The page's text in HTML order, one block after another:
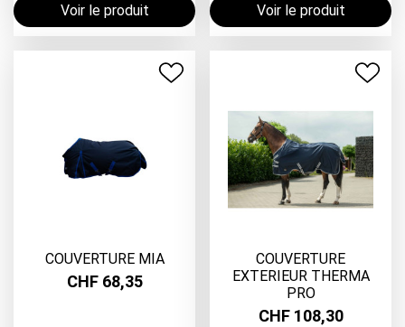
Voir le produit Voir le produit
COUVERTURE MIA
CHF 68,35
COUVERTURE
EXTERIEUR THERMA
PRO
CHF 108,30